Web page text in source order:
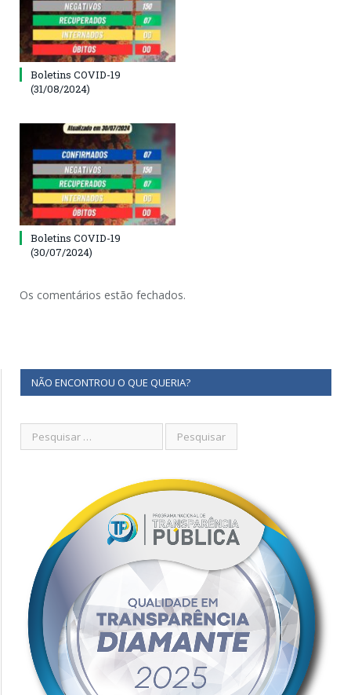
Boletins COVID-19
(31/08/2024)
Boletins COVID-19
(30/07/2024)
Os comentários estão fechados.
NÃO ENCONTROU O QUE QUERIA?